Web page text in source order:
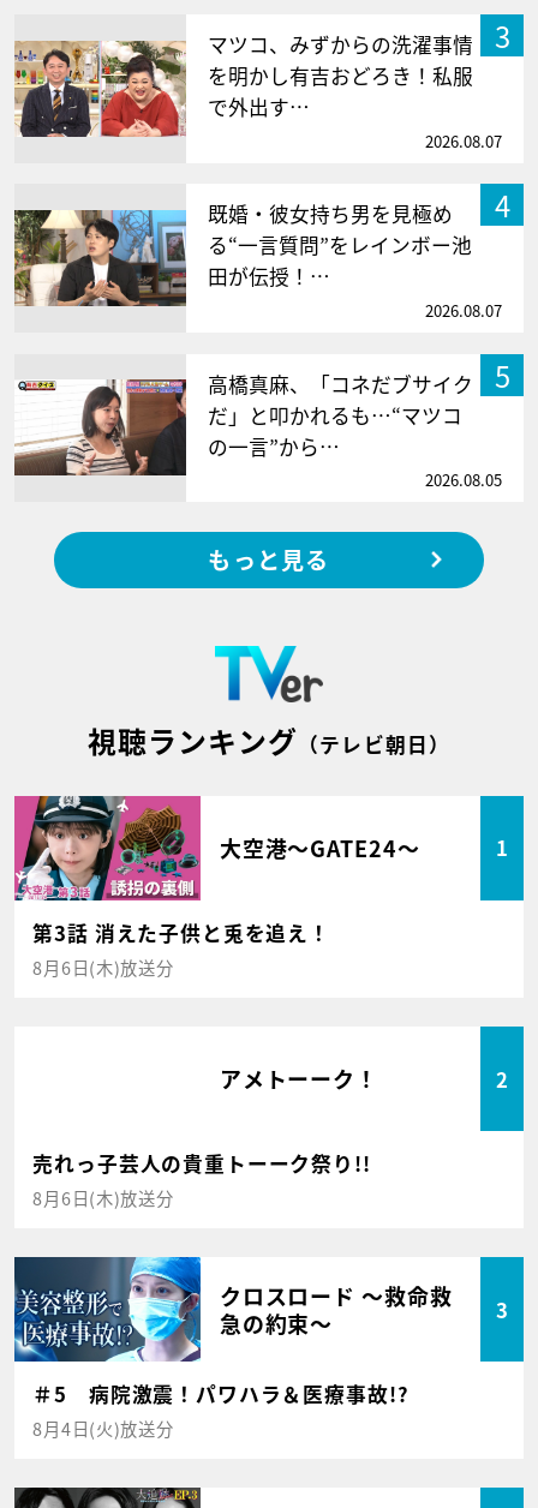
3
マツコ、みずからの洗濯事情
を明かし有吉おどろき！私服
で外出す…
2026.08.07
4
既婚・彼女持ち男を見極め
る“一言質問”をレインボー池
田が伝授！…
2026.08.07
5
高橋真麻、「コネだブサイク
だ」と叩かれるも…“マツコ
の一言”から…
2026.08.05
もっと見る
視聴ランキング （テレビ朝日）
大空港～GATE24～ 1
第3話 消えた子供と兎を追え！
8月6日(木)放送分
アメトーーク！ 2
売れっ子芸人の貴重トーーク祭り!!
8月6日(木)放送分
クロスロード ～救命救
急の約束～
3
＃5 病院激震！パワハラ＆医療事故!?
8月4日(火)放送分